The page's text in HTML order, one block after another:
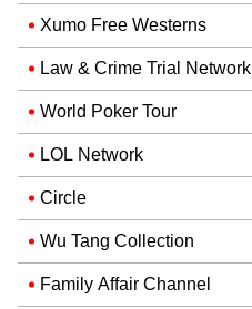
Xumo Free Westerns
Law & Crime Trial Network
World Poker Tour
LOL Network
Circle
Wu Tang Collection
Family Affair Channel